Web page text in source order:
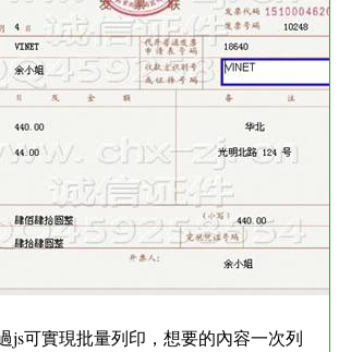
js可實現批量列印，想要的內容一次列